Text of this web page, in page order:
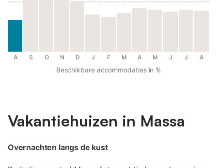
A S O N D J F M A M J J A
Beschikbare accommodaties in %
Vakantiehuizen in Massa
Overnachten langs de kust